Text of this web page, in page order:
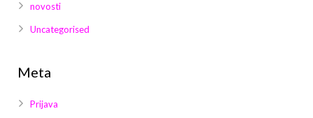
novosti
Uncategorised
Meta
Prijava